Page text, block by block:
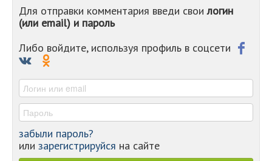
-
-
Для отправки комментария введи своилогин
(или email) и пароль
Либо войдите, используя профиль в соцсети
забыли пароль?
или зарегистрируйся на сайте